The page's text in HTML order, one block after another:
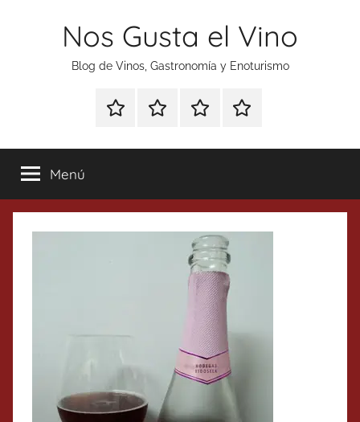
Nos Gusta el Vino
Blog de Vinos, Gastronomía y Enoturismo
Especial
Tonics
Enoturismo
Gastronomía
RankingContacto
Menú